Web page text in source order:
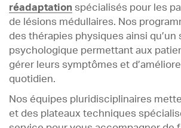
réadaptation spécialisés pour les
de lésions médullaires. Nos
des thérapies physiques ainsi qu’un
psychologique permettant aux
gérer leurs symptômes et
quotidien.
Nos équipes pluridisciplinaires
et des plateaux techniques